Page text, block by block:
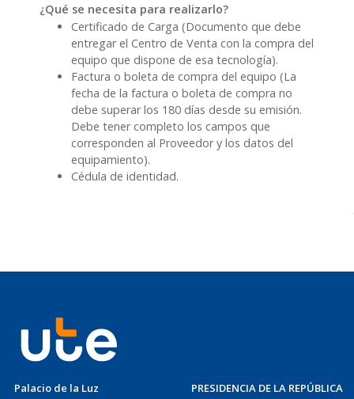
¿Qué se necesita para realizarlo?
Certificado de Carga (Documento que debe
entregar el Centro de Venta con la compra del
equipo que dispone de esa tecnología).
Factura o boleta de compra del equipo (La
fecha de la factura o boleta de compra no
debe superar los 180 días desde su emisión.
Debe tener completo los campos que
corresponden al Proveedor y los datos del
equipamiento).
Cédula de identidad.
Palacio de la Luz
PRESIDENCIA DE LA REPÚBLICA